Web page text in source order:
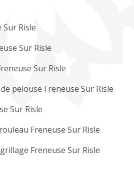
Risle
Sur Risle
Sur Risle
pelouse Freneuse Sur Risle
Sur Risle
Freneuse Sur Risle
Freneuse Sur Risle